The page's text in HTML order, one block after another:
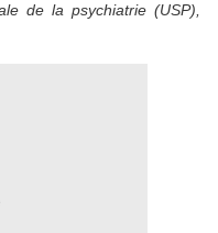
de la psychiatrie (USP),